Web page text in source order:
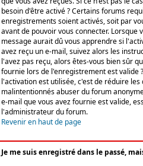
besoin d'être activé ? Certains forums
enregistrements soient activés, soit par
avant de pouvoir vous connecter. Lorsque
message aurait dû vous apprendre si
avez reçu un e-mail, suivez alors les
l'avez pas reçu, alors êtes-vous bien sûr
fournie lors de l'enregistrement est valide
l'activation est utilisée, c'est de réduire
malintentionnés abuser du forum
e-mail que vous avez fournie est valide,
l'administrateur du forum.
Revenir en haut de page
Je me suis enregistré dans le passé,